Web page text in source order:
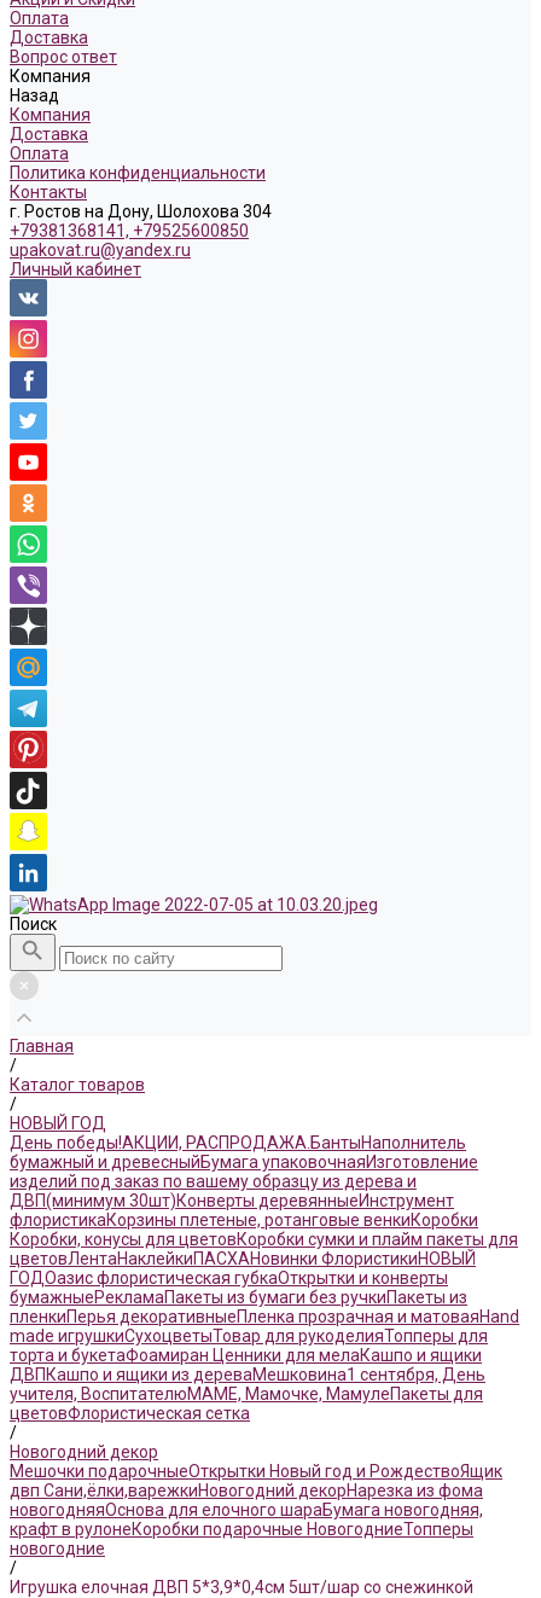
Оплата
Доставка
Вопрос ответ
Компания
Назад
Компания
Доставка
Оплата
Политика конфиденциальности
Контакты
г. Ростов на Дону, Шолохова 304
+79381368141, +79525600850
upakovat.ru@yandex.ru
Личный кабинет
Поиск
Главная
/
Каталог товаров
/
НОВЫЙ ГОД
День победы!АКЦИИ, РАСПРОДАЖА. БантыНаполнитель
бумажный и древесныйБумага упаковочнаяИзготовление
изделий под заказ по вашему образцу из дерева и
ДВП(минимум 30шт)Конверты деревянныеИнструмент
флористикаКорзины плетеные, ротанговые венкиКоробки
Коробки, конусы для цветовКоробки сумки и плайм пакеты для
цветовЛентаНаклейкиПАСХАНовинки ФлористикиНОВЫЙ
ГОДОазис флористическая губкаОткрытки и конверты
бумажныеРекламаПакеты из бумаги без ручкиПакеты из
пленкиПерья декоративныеПленка прозрачная и матоваяHand
made игрушкиСухоцветыТовар для рукоделияТопперы для
торта и букетаФоамиран Ценники для мелаКашпо и ящики
ДВП Кашпо и ящики из дереваМешковина1 сентября, День
учителя, ВоспитателюМАМЕ, Мамочке, МамулеПакеты для
цветовФлористическая сетка
/
Новогодний декор
Мешочки подарочныеОткрытки Новый год и РождествоЯщик
двп Сани,ёлки,варежкиНовогодний декорНарезка из фома
новогодняяОснова для елочного шараБумага новогодняя,
крафт в рулонеКоробки подарочные НовогодниеТопперы
новогодние
/
Игрушка елочная ДВП 5*3,9*0,4см 5шт/шар со снежинкой